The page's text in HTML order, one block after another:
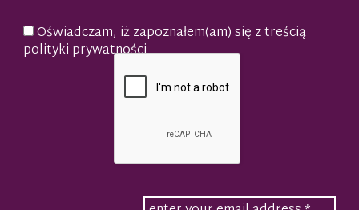
Oświadczam, iż zapoznałem(am) się z treścią
polityki prywatności